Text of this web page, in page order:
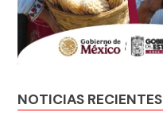
NOTICIAS RECIENTES